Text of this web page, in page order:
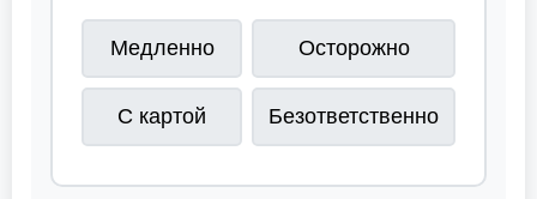
Медленно Осторожно
С картой Безответственно